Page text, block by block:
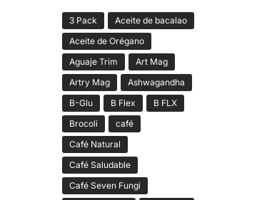
3 Pack
Aceite de bacalao
Aceite de Orégano
Aguaje Trim
Art Mag
Artry Mag
Ashwagandha
B-Glu
B Flex
B FLX
Brocoli
café
Café Natural
Café Saludable
Café Seven Fungi